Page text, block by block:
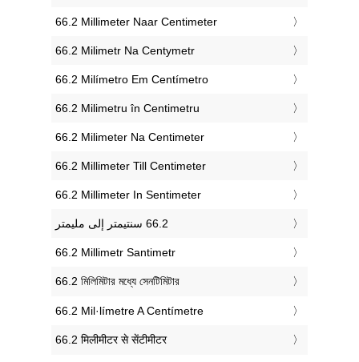
‎66.2 Millimeter Naar Centimeter
‎66.2 Milimetr Na Centymetr
‎66.2 Milímetro Em Centímetro
‎66.2 Milimetru în Centimetru
‎66.2 Milimeter Na Centimeter
‎66.2 Millimeter Till Centimeter
‎66.2 Millimeter In Sentimeter
‎66.2 Millimetr Santimetr
‎66.2 মিলিমিটার মধ্যে সেনটিমিটার
‎66.2 Mil·límetre A Centímetre
‎66.2 मिलीमीटर से सेंटीमीटर